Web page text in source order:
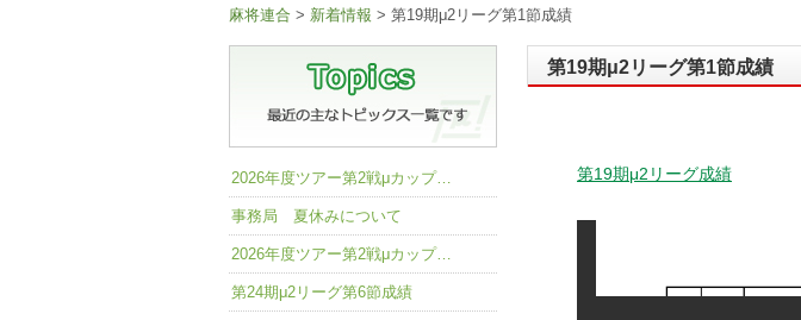
麻将連合 > 新着情報 > 第19期μ2リーグ第1節成績
第19期μ2リーグ第1節成績
第19期μ2リーグ成績
2026年度ツアー第2戦μカップ…
事務局 夏休みについて
2026年度ツアー第2戦μカップ…
第24期μ2リーグ第6節成績